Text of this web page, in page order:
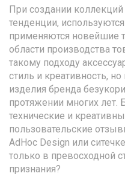
При создании
тенденции,
применяются новейшие
области производства
такому подходу
стиль и креативность,
изделия бренда
протяжении многих
технические и
пользовательские
AdHoc Design или
только в превосходной
признания?